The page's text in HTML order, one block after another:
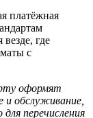
платёжная
где
с
оформят
и обслуживание,
перечисления